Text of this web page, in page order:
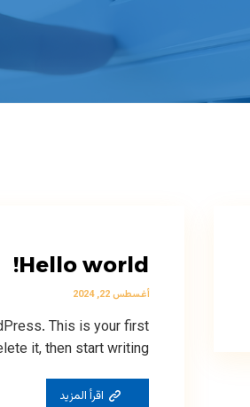
Hello world!
أغسطس 22, 2024
This is your first
it, then start writing! ...
اقرأ المزيد